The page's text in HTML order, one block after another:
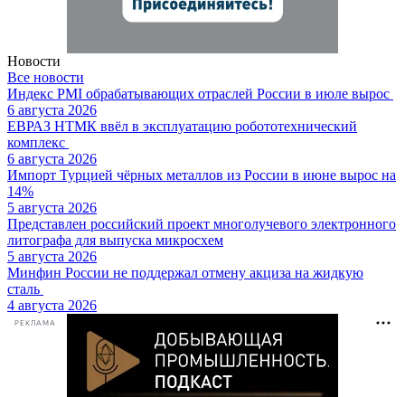
Новости
Все новости
Индекс PMI обрабатывающих отраслей России в июле вырос
6 августа 2026
ЕВРАЗ НТМК ввёл в эксплуатацию робототехнический
комплекс
6 августа 2026
Импорт Турцией чёрных металлов из России в июне вырос на
14%
5 августа 2026
Представлен российский проект многолучевого электронного
литографа для выпуска микросхем
5 августа 2026
Минфин России не поддержал отмену акциза на жидкую
сталь
4 августа 2026
РЕКЛАМА